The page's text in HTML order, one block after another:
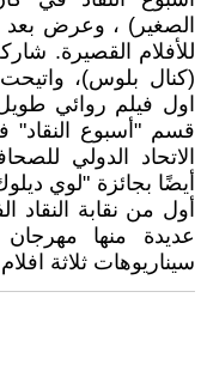
الصغير) ، وعرض بعد
للأفلام القصيرة.
(كنال بلوس)،
اول فيلم روائي
أيضًا بجائزة "لوي
أول من نقابة
عديدة منها
سيناريوهات ثلاثة